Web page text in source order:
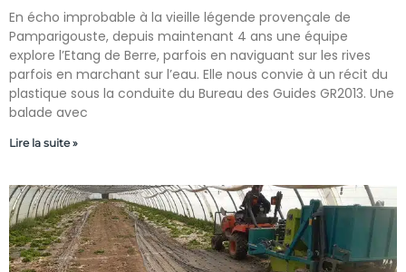
En écho improbable à la vieille légende provençale de
Pamparigouste, depuis maintenant 4 ans une équipe
explore l’Etang de Berre, parfois en naviguant sur les rives
parfois en marchant sur l’eau. Elle nous convie à un récit du
plastique sous la conduite du Bureau des Guides GR2013. Une
balade avec
Lire la suite »